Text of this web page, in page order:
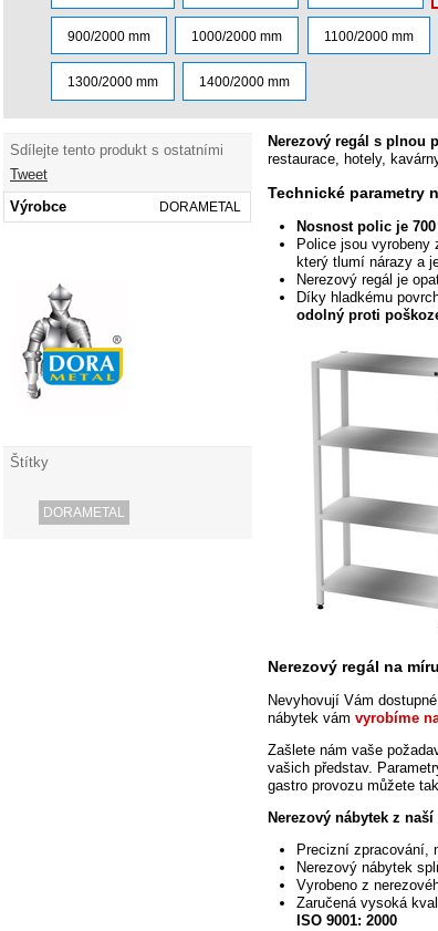
900/2000 mm 1000/2000 mm 1100/2000 mm
1300/2000 mm 1400/2000 mm
Sdílejte tento produkt s ostatními
Tweet
Výrobce
DORAMETAL
Štítky
DORAMETAL
Nerezový regál s plnou
restaurace, hotely,
Technické parametry
Nosnostpolic je 700
Police jsou vyrobeny
který tlumí nárazy a
Nerezovýregál je
Díky hladkému
odolnýproti
Nerezovýregál na
Nevyhovují Vám
nábytek vám vyrobíme
Zašlete nám vaše
vašich představ.
gastro provozu můžete
Nerezový nábytek z
Precizní zpracování,
Nerezový nábytek
Vyrobenoz
Zaručená vysoká
ISO 9001: 2000